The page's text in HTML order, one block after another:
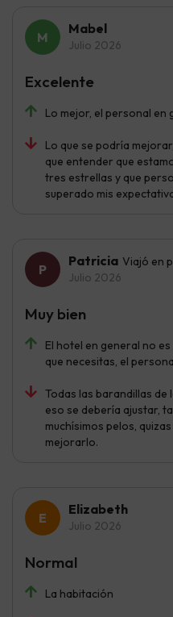
Mabel
Julio 2026
Lo mejor, el personal en
Lo que se podría
que entender que
tres estrellas y que
superado mis
Excelente
Patricia Viajó en
Julio 2026
El hotel en general no
que necesitas, el
Todas las barandillas de
eso se debería ajustar,
muchísimos pelos,
mejorarlo.
Muy bien
Elizabeth
Julio 2026
La habitación
Normal